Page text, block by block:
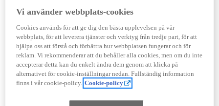
EURO 6
Motor
Cylindrar
4
Kapacitet
1 987 cc
Effekt
Vi använder webbplats-cookies
Cookies används för att ge dig den bästa upplevelsen på vår
webbplats, för att leverera tjänster och verktyg från tredje part, för att
hjälpa oss att förstå och förbättra hur webbplatsen fungerar och för
reklam. Vi rekommenderar att du behåller alla cookies, men om du inte
accepterar detta kan du enkelt ändra dem genom att klicka på
alternativet för cookie-inställningar nedan. Fullständig information
finns i vår cookie-policy. Cookie-policy